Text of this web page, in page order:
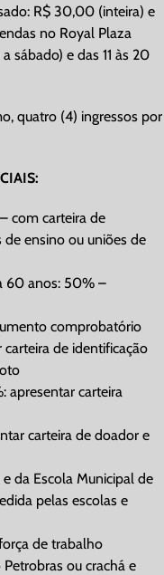
R$ 30,00 (inteira) e
no Royal Plaza
sábado) e das 11 às 20
quatro (4) ingressos por
com carteira de
ensino ou uniões de
60 anos: 50% –
comprobatório
de identificação
apresentar carteira
carteira de doador e
da Escola Municipal de
pelas escolas e
de trabalho
ou crachá e